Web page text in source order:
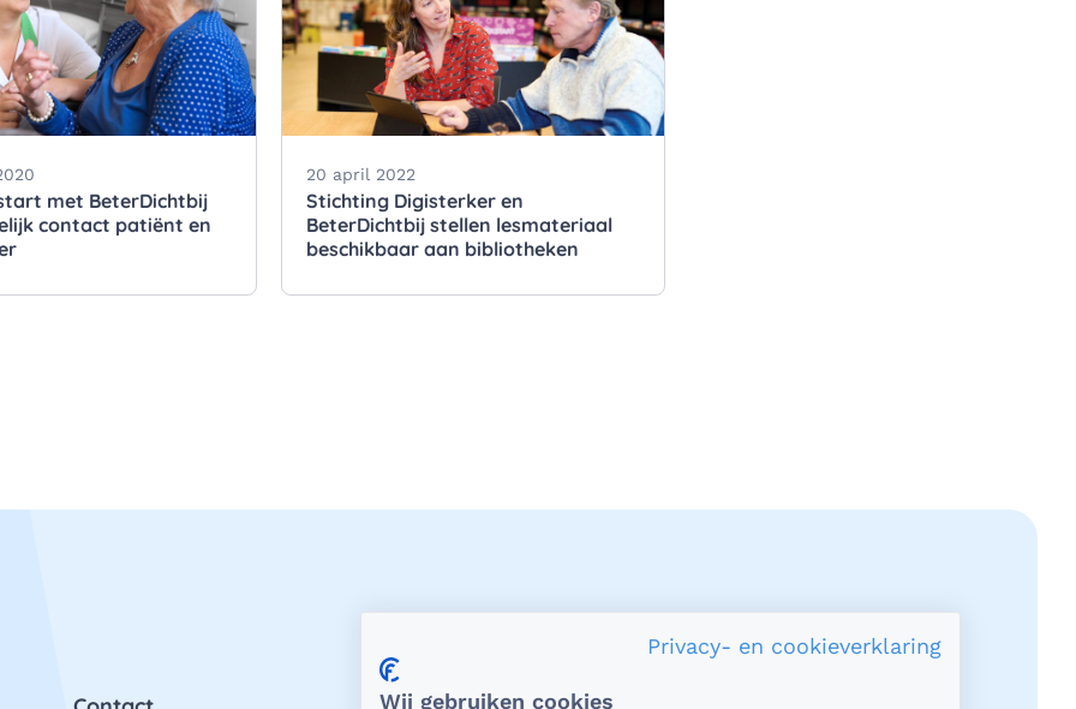
met BeterDichtbij
contact patiënt en
20 april 2022
Stichting Digisterker en
BeterDichtbij stellen lesmateriaal
beschikbaar aan bibliotheken
Privacy- en cookieverklaring
Wij gebruiken cookies